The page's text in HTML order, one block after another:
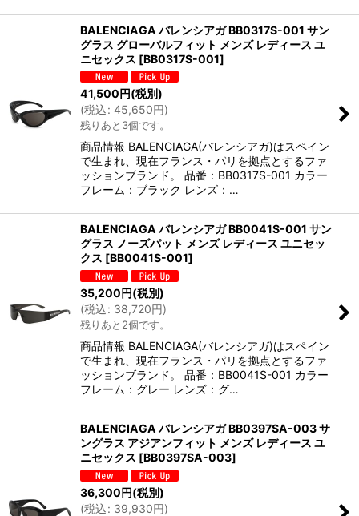
BALENCIAGA バレンシアガ BB0317S-001 サン
グラス グローバルフィット メンズ レディース ユ
ニセックス [BB0317S-001]
41,500円(税別)
(税込: 45,650円)
残りあと3個です。
商品情報 BALENCIAGA(バレンシアガ)はスペイン
で生まれ、現在フランス・パリを拠点とするファ
ッションブランド。 品番：BB0317S-001 カラー
フレーム：ブラック レンズ：…
BALENCIAGA バレンシアガ BB0041S-001 サン
グラス ノーズパット メンズ レディース ユニセッ
クス [BB0041S-001]
35,200円(税別)
(税込: 38,720円)
残りあと2個です。
商品情報 BALENCIAGA(バレンシアガ)はスペイン
で生まれ、現在フランス・パリを拠点とするファ
ッションブランド。 品番：BB0041S-001 カラー
フレーム：グレー レンズ：グ…
BALENCIAGA バレンシアガ BB0397SA-003 サ
ングラス アジアンフィット メンズ レディース ユ
ニセックス [BB0397SA-003]
36,300円(税別)
(税込: 39,930円)